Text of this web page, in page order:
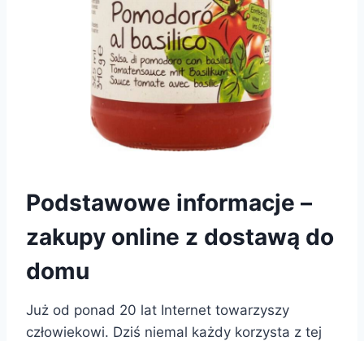
Podstawowe informacje –
zakupy online z dostawą do
domu
Już od ponad 20 lat Internet towarzyszy
człowiekowi. Dziś niemal każdy korzysta z tej